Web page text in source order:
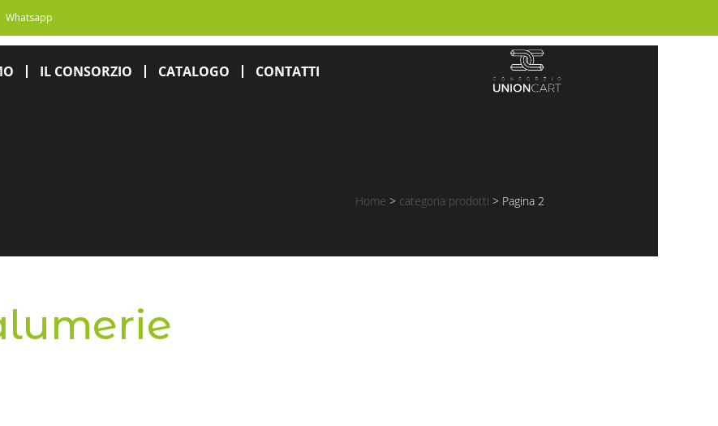
Whatsapp
IL CONSORZIO CATALOGO CONTATTI
Home > categoria prodotti > Pagina 2